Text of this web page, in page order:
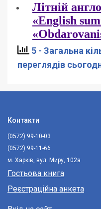
Літній
«English
5 - Загальна
переглядів
Контакти
(0572) 99-10-03
(0572) 99-11-66
м. Харків, вул. Миру, 102а
Гостьова книга
Реєстраційна анкета